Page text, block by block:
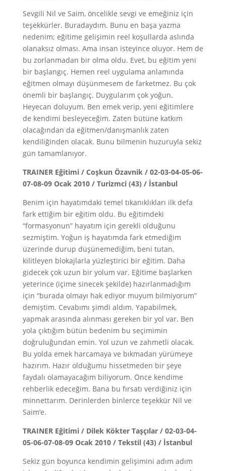
Sevgili Nil ve Saim, öncelikle sevgi ve emeğiniz için
teşekkürler. Buradaydım. Bunu en başa yazma
nedenim; eğitime gelişimin reel koşullarda aslında
olanaksız olması. Ama insan isteyince oluyor. Hem de
bu zorlanmadan bir olma oldu. Evet, bu eğitim yeni
bir başlangıç. Hemen reel uygulama anlamında
eğitmen olmayı düşünmesem de farketmez. Bu çok
önemli bir başlangıç. Duygularım çok yoğun.
Heyecan doluyum. Ben emek verip, yeni eğitimlere
de kendimi besleyeceğim. Zaten bütüne katkım
olacağından da eğitmen/danışmanlık zaten
kendiliğinden olacak. Bunu bilmenin huzuruyla sekiz
gün tamamlanıyor.
TRAINER Eğitimi / Coşkun Özavnik / 02-03-04-05-06-
07-08-09 Ocak 2010 / Turizmci (43) / İstanbul
Benim için hayatımdaki temel tıkanıklıkları ilk defa
fark ettiğim bir eğitim oldu. Bu eğitimdeki
“formasyonun” hayatım için gerekli olduğunu
sezmiştim. Yoğun iş hayatımda fark etmediğim
üzerinde durup düşünemediğim, beni tutan,
kilitleyen blokajlarla yüzleştirici bir eğitim. Daha
gidecek çok uzun bir yolum var. Eğitime başlarken
yeterince (içime sinecek şekilde) hazırlanmadığım
için “burada olmayı hak ediyor muyum bilmiyorum”
demiştim. Cevabımı şimdi aldım. Yapabilmek,
yapmak arasında alınması gereken bir yol var. Ben
yola çıktığım bütün bedenim bu seçimimin
doğruluğundan emin. Yol uzun ve zahmetli olacak.
Bu yolda emek harcamaya ve bıkmadan yürümeye
hazırım. Hazır olduğumu hissetmeden bir şeye
faydalı olamayacağım biliyorum. Önce kendime
rehberlik edeceğim. Bana bu fırsatı verdiğiniz için
minnettarım. Derinlerden binlerce teşekkür Nil ve
Saim’e.
TRAINER Eğitimi / Dilek Kökter Taşçılar / 02-03-04-
05-06-07-08-09 Ocak 2010 / Tekstil (43) / İstanbul
Sekiz gün boyunca kendimin gelişimini adım adım